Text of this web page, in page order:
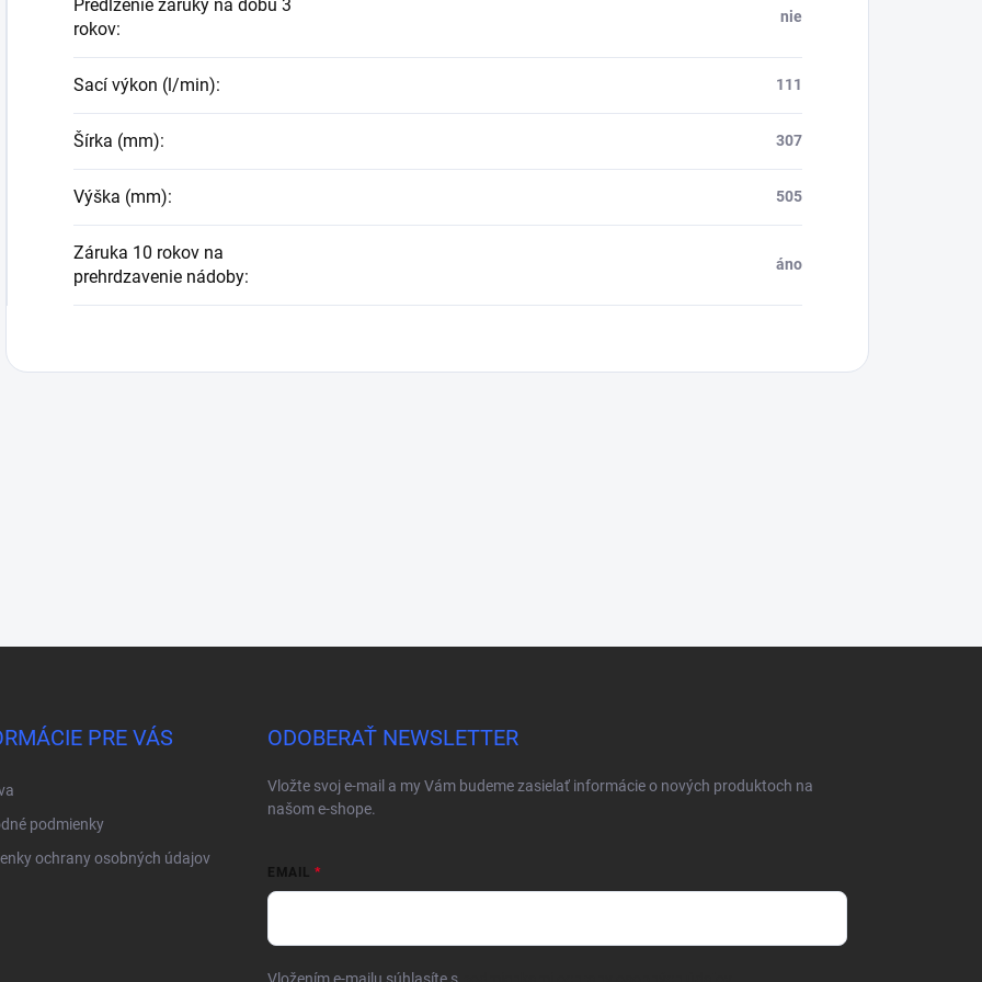
Predĺženie záruky na dobu 3
rokov:
nie
Sací výkon (l/min): 111
Šírka (mm): 307
Výška (mm): 505
Záruka 10 rokov na
prehrdzavenie nádoby:
áno
PRE VÁS
podmienky
ochrany osobných údajov
ODOBERAŤ NEWSLETTER
Vložte svoj e-mail a my Vám budeme zasielať informácie o nových produktoch na
našom e-shope.
EMAIL